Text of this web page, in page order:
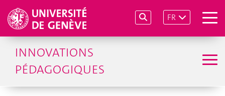
FR
INNOVATIONS
PÉDAGOGIQUES